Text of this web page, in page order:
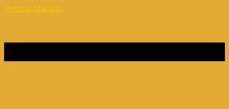
Webinar Magazin